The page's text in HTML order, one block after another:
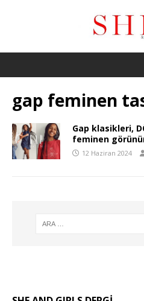
gap feminen
Gap klasikleri,
feminen
12 Haziran 2024